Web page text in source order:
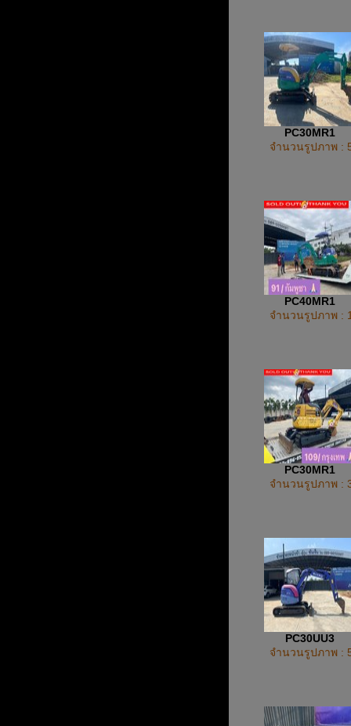
PC30MR1
จำนวนรูปภาพ :
PC40MR1
จำนวนรูปภาพ :
PC30MR1
จำนวนรูปภาพ :
PC30UU3
จำนวนรูปภาพ :